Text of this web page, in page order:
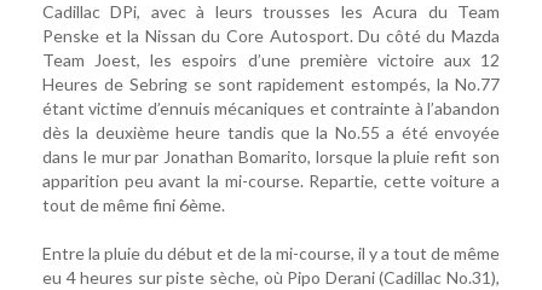
Cadillac DPi, avec à leurs trousses les Acura du Team
Penske et la Nissan du Core Autosport. Du côté du Mazda
Team Joest, les espoirs d’une première victoire aux 12
Heures de Sebring se sont rapidement estompés, la No.77
étant victime d’ennuis mécaniques et contrainte à l’abandon
dès la deuxième heure tandis que la No.55 a été envoyée
dans le mur par Jonathan Bomarito, lorsque la pluie refit son
apparition peu avant la mi-course. Repartie, cette voiture a
tout de même fini 6ème.
Entre la pluie du début et de la mi-course, il y a tout de même
eu 4 heures sur piste sèche, où Pipo Derani (Cadillac No.31),